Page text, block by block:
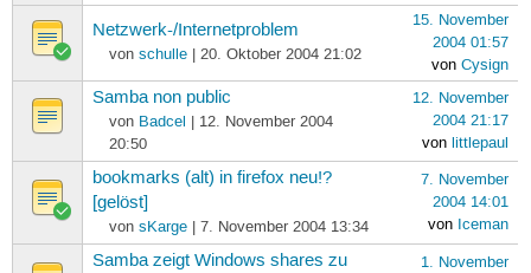
Netzwerk-/Internetproblem
von schulle| 20. Oktober 2004 21:02
15. November
2004 01:57
von Cysign
Samba non public
von Badcel | 12. November 2004
20:50
12. November
2004 21:17
von littlepaul
bookmarks (alt) in firefox neu!?
[gelöst]
von sKarge| 7. November 2004 13:34
7. November
2004 14:01
von Iceman
Samba zeigt Windows shares zu
1. November